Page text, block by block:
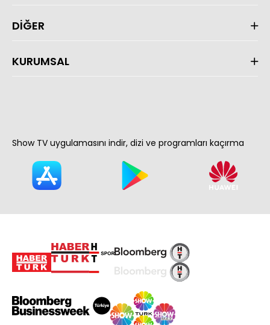
DİĞER
KURUMSAL
Show TV uygulamasını indir, dizi ve programları kaçırma